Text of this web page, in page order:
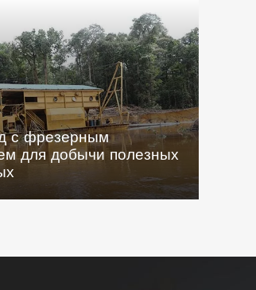
с фрезерным
для добычи полезных